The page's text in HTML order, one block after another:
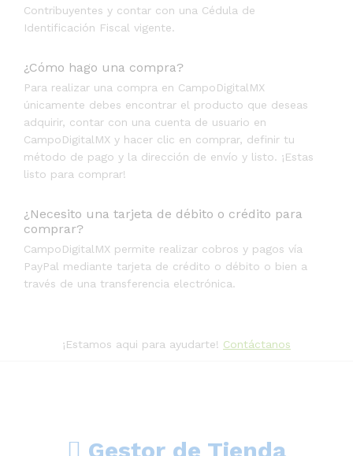
Contribuyentes y contar con una Cédula de
Identificación Fiscal vigente.
¿Cómo hago una compra?
Para realizar una compra en CampoDigitalMX
únicamente debes encontrar el producto que deseas
adquirir, contar con una cuenta de usuario en
CampoDigitalMX y hacer clic en comprar, definir tu
método de pago y la dirección de envío y listo. ¡Estas
listo para comprar!
¿Necesito una tarjeta de débito o crédito para
comprar?
CampoDigitalMX permite realizar cobros y pagos vía
PayPal mediante tarjeta de crédito o débito o bien a
través de una transferencia electrónica.
¡Estamos aqui para ayudarte! Contáctanos
Gestor de Tienda